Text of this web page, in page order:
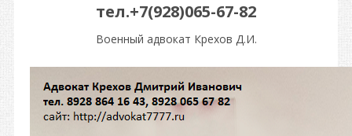
тел.+7(928)065-67-82
Военный адвокат Крехов Д.И.